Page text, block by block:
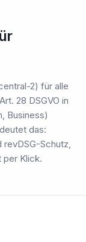
2) für alle
28 DSGVO in
Business)
das:
revDSG-Schutz,
per Klick.